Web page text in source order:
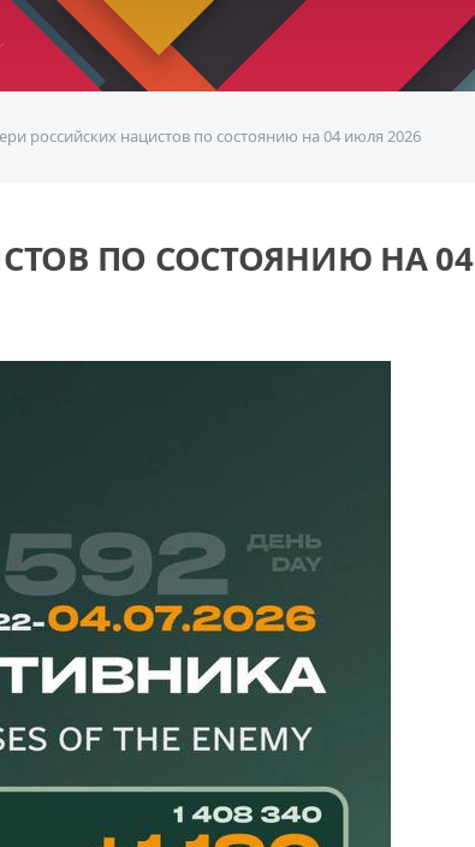
российских нацистов по состоянию на 04 июля 2026
ПО СОСТОЯНИЮ НА 04